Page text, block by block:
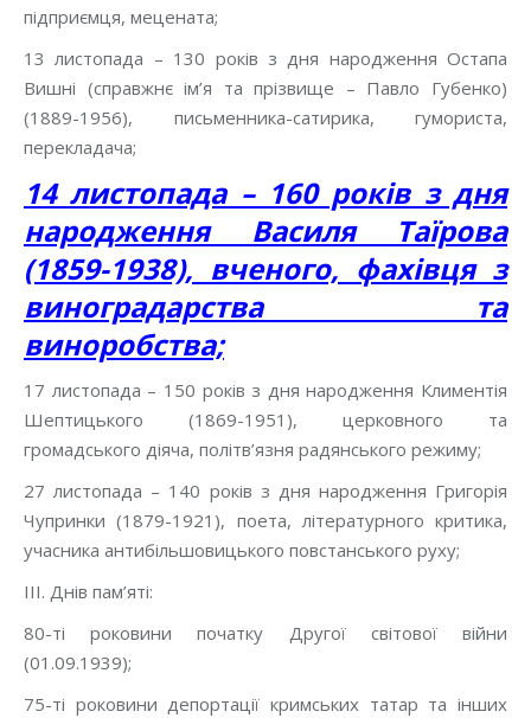
підприємця, мецената;
13 листопада – 130 років з дня народження Остапа
Вишні (справжнє ім’я та прізвище – Павло Губенко)
(1889-1956), письменника-сатирика, гумориста,
перекладача;
14 листопада – 160 років з дня
народження Василя Таїрова
(1859-1938), вченого, фахівця з
виноградарства та
виноробства;
17 листопада – 150 років з дня народження Климентія
Шептицького (1869-1951), церковного та
громадського діяча, політв’язня радянського режиму;
27 листопада – 140 років з дня народження Григорія
Чупринки (1879-1921), поета, літературного критика,
учасника антибільшовицького повстанського руху;
III. Днів пам’яті:
80-ті роковини початку Другої світової війни
(01.09.1939);
75-ті роковини депортації кримських татар та інших